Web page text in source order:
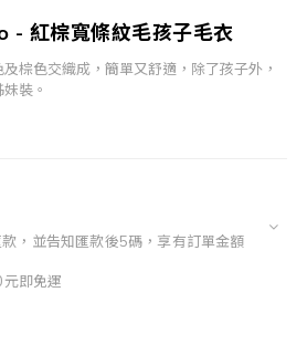
- 紅棕寬條紋毛孩子毛衣
棕色交織成，簡單又舒適，除了孩子外，
裝。
，並告知匯款後5碼，享有訂單金額
即免運